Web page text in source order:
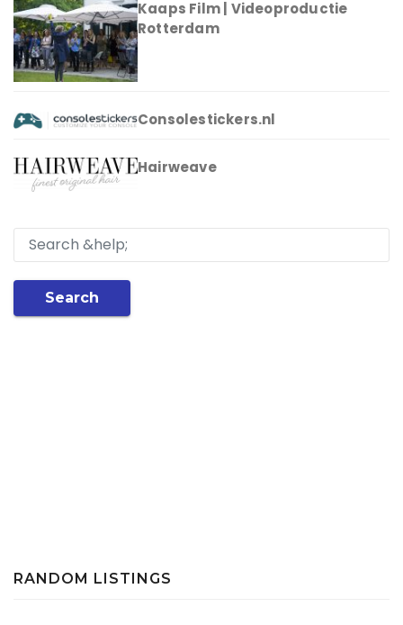
Kaaps Film | Videoproductie
Rotterdam
Consolestickers.nl
Hairweave
Search
RANDOM LISTINGS